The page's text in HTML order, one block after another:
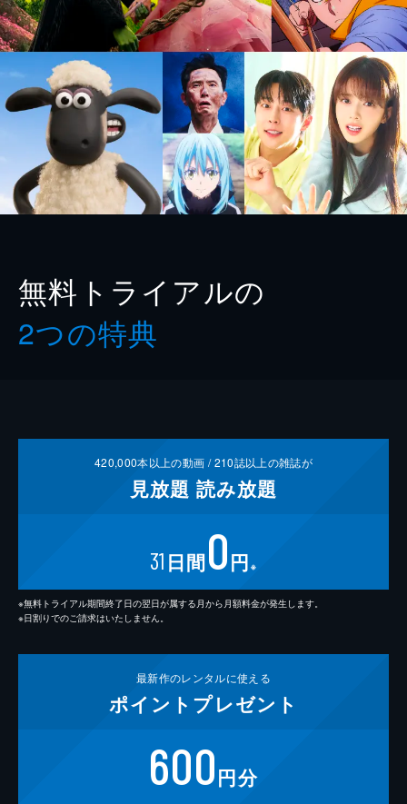
無料トライアルの
2つの特典
420,000本以上の動画 /210誌以上の雑誌が
見放題 読み放題
31 日間0円 ※
※無料トライアル期間終了日の翌日が属する月から月額料金が発生します。
※日割りでのご請求はいたしません。
最新作のレンタルに使える
ポイント プレゼント
600円分